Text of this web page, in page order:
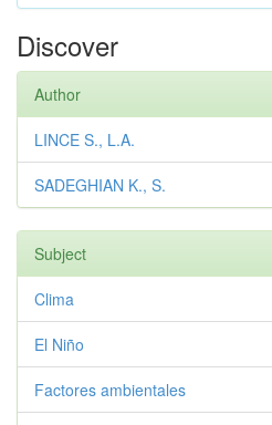
Discover
Author
LINCE S., L.A.
SADEGHIAN K., S.
Subject
Clima
El Niño
Factores ambientales